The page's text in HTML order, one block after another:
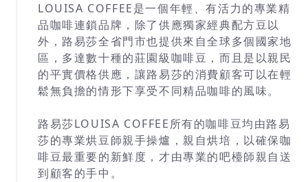
LOUISA COFFEE是一個年輕、有活力的專業精
品咖啡連鎖品牌，除了供應獨家經典配方豆以
外，路易莎全省門市也提供來自全球多個國家地
區，多達數十種的莊園級咖啡豆，而且是以親民
的平實價格供應，讓路易莎的消費顧客可以在輕
鬆無負擔的情形下享受不同精品咖啡的風味。
路易莎LOUISA COFFEE所有的咖啡豆均由路易
莎的專業烘豆師親手操爐，親自烘培，以確保咖
啡豆最重要的新鮮度，才由專業的吧檯師親自送
到顧客的手中。